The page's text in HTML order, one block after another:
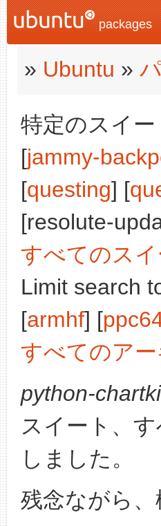
packages
» Ubuntu »
特定のスイ
[jammy-
[questing] [
[resolute-
すべてのスイ
Limit search
[armhf] [
すべてのア
python-
スイート、
しました。
残念ながら